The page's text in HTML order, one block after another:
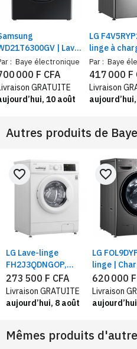
| Lave-
21Kg et sèche-
12Kg Wifi
| Moteur DD
: Baye électronique
000 F CFA
GRATUITE
10 août
LG
linge à
frontal |
Inverter
Capacité
Par : Baye
417 000 F
Livraison
Autres produits de
LG Lave-linge
FH2J3QDNGOP,
Capacité 7 kg,
direct drive, Blanc
favorite_border
273 500 F CFA
Livraison GRATUITE
aujourd’hui, 8 août
LG
linge |
frontale 15
Motion
IADrive™ |
favorite_border
620 000 F
Livraison
Mêmes produits